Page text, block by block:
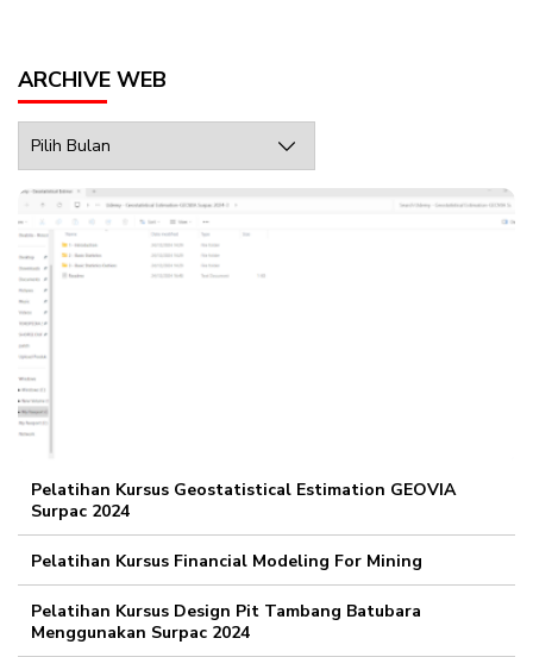
ARCHIVE WEB
Web
Pelatihan Kursus Geostatistical Estimation GEOVIA
Surpac 2024
Pelatihan Kursus Financial Modeling For Mining
Pelatihan Kursus Design Pit Tambang Batubara
Menggunakan Surpac 2024